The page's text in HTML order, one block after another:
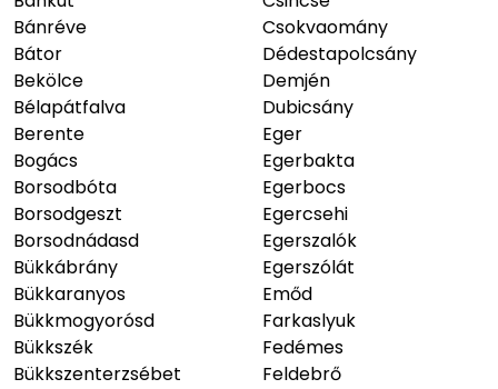
Bánréve
Bátor
Bekölce
Bélapátfalva
Berente
Bogács
Borsodbóta
Borsodgeszt
Borsodnádasd
Bükkábrány
Bükkaranyos
Bükkmogyorósd
Bükkszék
Bükkszenterzsébet
Csokvaomány
Dédestapolcsány
Demjén
Dubicsány
Eger
Egerbakta
Egerbocs
Egercsehi
Egerszalók
Egerszólát
Emőd
Farkaslyuk
Fedémes
Feldebrő